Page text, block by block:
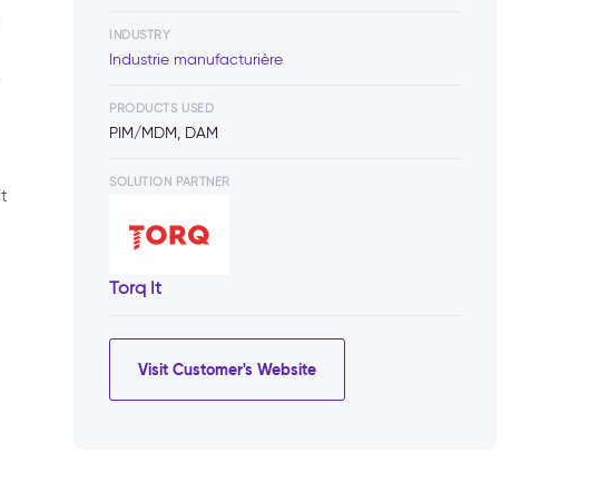
INDUSTRY
Industrie manufacturière
PRODUCTS USED
PIM/MDM, DAM
SOLUTION PARTNER
Torq It
Visit Customer's Website